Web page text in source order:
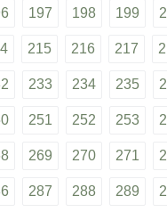
197 198 199
215 216 217
233 234 235
251 252 253
269 270 271
287 288 289